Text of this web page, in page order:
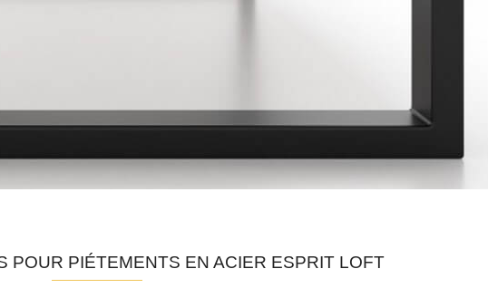
POUR PIÉTEMENTS EN ACIER ESPRIT LOFT